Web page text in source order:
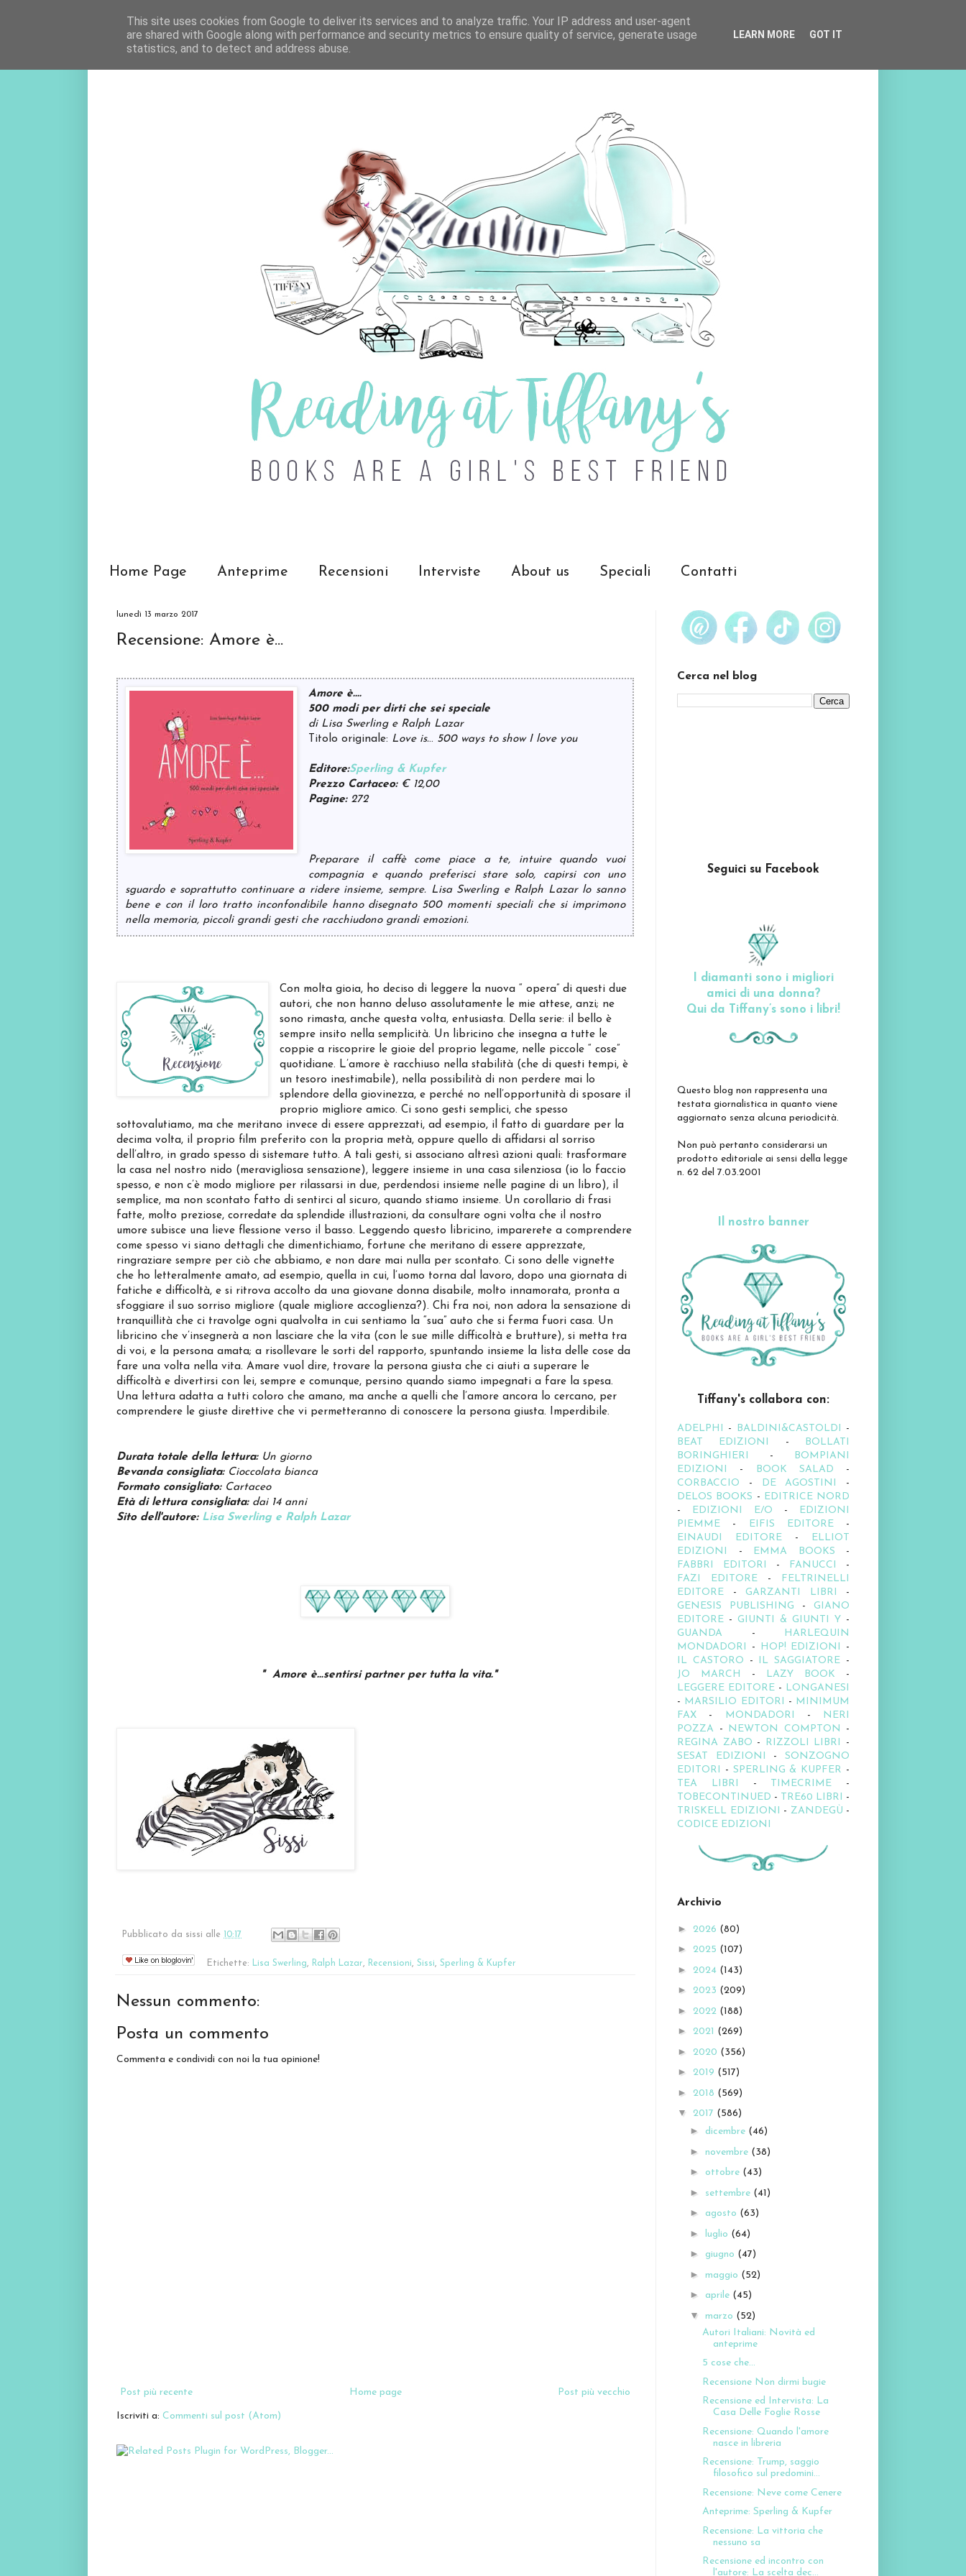
Home Page Anteprime Recensioni Interviste About us Speciali Contatti
lunedì 13 marzo 2017
Recensione: Amore è...
Amore è....
500 modi per dirti che sei speciale
di Lisa Swerling e Ralph Lazar
Titolo originale: Love is... 500 ways to show I love you
Editore:Sperling & Kupfer
Prezzo Cartaceo: € 12,00
Pagine: 272
Preparare il caffè come piace a te, intuire quando vuoi
compagnia e quando preferisci stare solo, capirsi con uno
sguardo e soprattutto continuare a ridere insieme, sempre. Lisa Swerling e Ralph Lazar lo sanno
bene e con il loro tratto inconfondibile hanno disegnato 500 momenti speciali che si imprimono
nella memoria, piccoli grandi gesti che racchiudono grandi emozioni.
Con molta gioia, ho deciso di leggere la nuova “ opera” di questi due
autori, che non hanno deluso assolutamente le mie attese, anzi; ne
sono rimasta, anche questa volta, entusiasta. Della serie: il bello è
sempre insito nella semplicità. Un libricino che insegna a tutte le
coppie a riscoprire le gioie del proprio legame, nelle piccole “ cose”
quotidiane. L’amore è racchiuso nella stabilità (che di questi tempi, è
un tesoro inestimabile), nella possibilità di non perdere mai lo
splendore della giovinezza, e perché no nell’opportunità di sposare il
proprio migliore amico. Ci sono gesti semplici, che spesso
sottovalutiamo, ma che meritano invece di essere apprezzati, ad esempio, il fatto di guardare per la
decima volta, il proprio film preferito con la propria metà, oppure quello di affidarsi al sorriso
dell’altro, in grado spesso di sistemare tutto. A tali gesti, si associano altresì azioni quali: trasformare
la casa nel nostro nido (meravigliosa sensazione), leggere insieme in una casa silenziosa (io lo faccio
spesso, e non c’è modo migliore per rilassarsi in due, perdendosi insieme nelle pagine di un libro), il
semplice, ma non scontato fatto di sentirci al sicuro, quando stiamo insieme. Un corollario di frasi
fatte, molto preziose, corredate da splendide illustrazioni, da consultare ogni volta che il nostro
umore subisce una lieve flessione verso il basso. Leggendo questo libricino, imparerete a comprendere
come spesso vi siano dettagli che dimentichiamo, fortune che meritano di essere apprezzate,
ringraziare sempre per ciò che abbiamo, e non dare mai nulla per scontato. Ci sono delle vignette
che ho letteralmente amato, ad esempio, quella in cui, l’uomo torna dal lavoro, dopo una giornata di
fatiche e difficoltà, e si ritrova accolto da una giovane donna disabile, molto innamorata, pronta a
sfoggiare il suo sorriso migliore (quale migliore accoglienza?). Chi fra noi, non adora la sensazione di
tranquillità che ci travolge ogni qualvolta in cui sentiamo la “sua” auto che si ferma fuori casa. Un
libricino che v’insegnerà a non lasciare che la vita (con le sue mille difficoltà e brutture), si metta tra
di voi, e la persona amata; a risollevare le sorti del rapporto, spuntando insieme la lista delle cose da
fare una volta nella vita. Amare vuol dire, trovare la persona giusta che ci aiuti a superare le
difficoltà e divertirsi con lei, sempre e comunque, persino quando siamo impegnati a fare la spesa.
Una lettura adatta a tutti coloro che amano, ma anche a quelli che l’amore ancora lo cercano, per
comprendere le giuste direttive che vi permetteranno di conoscere la persona giusta. Imperdibile.
Durata totale della lettura:Un giorno
Bevanda consigliata:Cioccolata bianca
Formato consigliato: Cartaceo
Età di lettura consigliata:dai 14 anni
Sito dell'autore: Lisa Swerling e Ralph Lazar
" Amore è...sentirsi partner per tutta la vita."
Pubblicato da sissi alle 10:17
Etichette: Lisa Swerling, Ralph Lazar, Recensioni, Sissi, Sperling & Kupfer
Nessun commento:
Posta un commento
Commenta e condividi con noi la tua opinione!
Post più recente Post più vecchio
Home page
Iscriviti a: Commenti sul post (Atom)
Cerca nel blog
Seguici su Facebook
I diamanti sono i migliori
amici di una donna?
Qui da Tiffany’s sono i libri!
Questo blog non rappresenta una
testata giornalistica in quanto viene
aggiornato senza alcuna periodicità.
Non può pertanto considerarsi un
prodotto editoriale ai sensi della legge
n. 62 del 7.03.2001
Il nostro banner
Tiffany's collabora con:
ADELPHI - BALDINI&CASTOLDI -
BEAT EDIZIONI
- BOLLATI
BORINGHIERI - BOMPIANI
EDIZIONI
- BOOK SALAD -
CORBACCIO - DE AGOSTINI
-
DELOS BOOKS - EDITRICE NORD
- EDIZIONI E/O - EDIZIONI
PIEMME - EIFIS EDITORE-
EINAUDI EDITORE - ELLIOT
EDIZIONI
- EMMA BOOKS -
FABBRI EDITORI
- FANUCCI
-
FAZI EDITORE - FELTRINELLI
EDITORE - GARZANTI LIBRI -
GENESIS PUBLISHING - GIANO
EDITORE - GIUNTI & GIUNTI Y -
GUANDA - HARLEQUIN
MONDADORI
- HOP! EDIZIONI
-
IL CASTORO - IL SAGGIATORE -
JO MARCH - LAZY BOOK -
LEGGERE EDITORE - LONGANESI
- MARSILIO EDITORI - MINIMUM
FAX - MONDADORI - NERI
POZZA - NEWTON COMPTON -
REGINA ZABO - RIZZOLI LIBRI
-
SESAT EDIZIONI
-SONZOGNO
EDITORI - SPERLING & KUPFER -
TEA LIBRI
- TIMECRIME -
TOBECONTINUED - TRE60 LIBRI -
TRISKELL EDIZIONI - ZANDEGÙ -
CODICE EDIZIONI
Archivio
► 2026 (80)
► 2025 (107)
► 2024 (143)
► 2023 (209)
► 2022 (188)
► 2021 (269)
► 2020 (356)
► 2019 (517)
► 2018 (569)
▼ 2017 (586)
► dicembre (46)
► novembre (38)
► ottobre (43)
► settembre (41)
► agosto (63)
► luglio (64)
► giugno (47)
► maggio (52)
► aprile (45)
▼ marzo (52)
Autori Italiani: Novità ed
anteprime
5 cose che...
Recensione Non dirmi bugie
Recensione ed Intervista: La
Casa Delle Foglie Rosse
Recensione: Quando l'amore
nasce in libreria
Recensione: Trump, saggio
filosofico sul predomini...
Recensione: Neve come Cenere
Anteprime: Sperling & Kupfer
Recensione: La vittoria che
nessuno sa
Recensione ed incontro con
l'autore: La scelta dec...
This site uses cookies from Google to deliver its services and to analyze traffic. Your IP address and user-agent
are shared with Google along with performance and security metrics to ensure quality of service, generate usage
statistics, and to detect and address abuse.
LEARN MORE GOT IT